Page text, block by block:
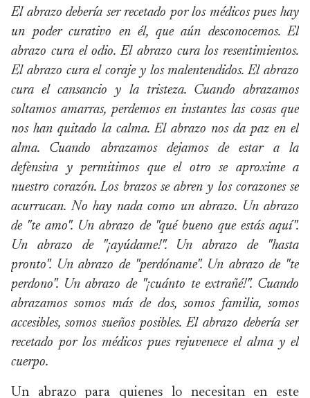
El abrazo debería ser recetado por los médicos pues hay
un poder curativo en él, que aún desconocemos. El
abrazo cura el odio. El abrazo cura los resentimientos.
El abrazo cura el coraje y los malentendidos. El abrazo
cura el cansancio y la tristeza. Cuando abrazamos
soltamos amarras, perdemos en instantes las cosas que
nos han quitado la calma. El abrazo nos da paz en el
alma. Cuando abrazamos dejamos de estar a la
defensiva y permitimos que el otro se aproxime a
nuestro corazón. Los brazos se abren y los corazones se
acurrucan. No hay nada como un abrazo. Un abrazo
de "te amo". Un abrazo de "qué bueno que estás aquí".
Un abrazo de "¡ayúdame!". Un abrazo de "hasta
pronto". Un abrazo de "perdóname". Un abrazo de "te
perdono". Un abrazo de "¡cuánto te extrañé!". Cuando
abrazamos somos más de dos, somos familia, somos
accesibles, somos sueños posibles. El abrazo debería ser
recetado por los médicos pues rejuvenece el alma y el
cuerpo.
Un abrazo para quienes lo necesitan en este